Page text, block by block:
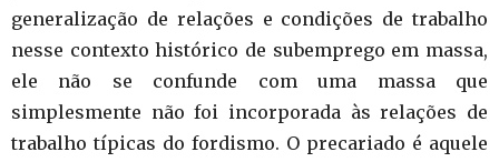
generalização de relações e condições de trabalho
nesse contexto histórico de subemprego em massa,
ele não se confunde com uma massa que
simplesmente não foi incorporada às relações de
trabalho típicas do fordismo. O precariado é aquele